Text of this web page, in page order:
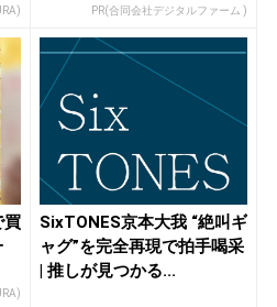
PR(合同会社デジタルファーム )
買
SixTONES京本大我 “絶叫ギ
ャグ”を完全再現で拍手喝采
| 推しが見つかる...